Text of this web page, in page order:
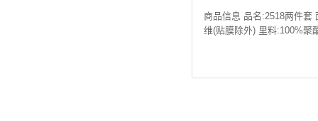
商品信息 品名:2518两件套
维(贴膜除外) 里料:100%聚